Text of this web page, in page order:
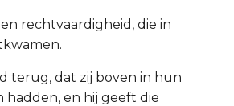
en rechtvaardigheid, die in
terug, dat zij boven in hun
hadden, en hij geeft die